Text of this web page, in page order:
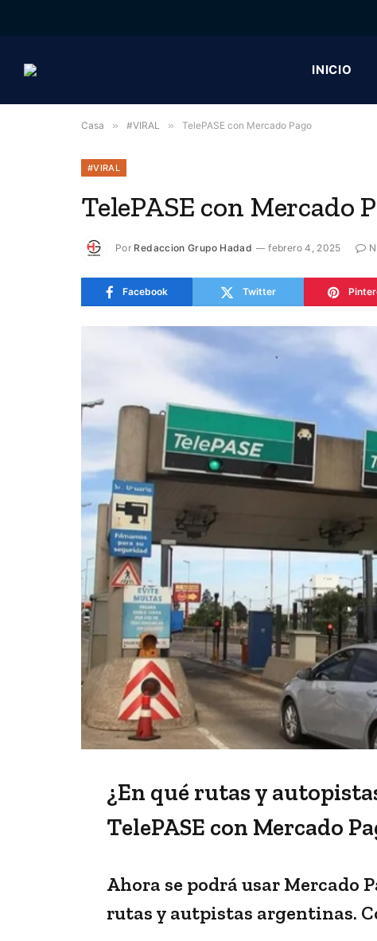
INICIO
Casa » #VIRAL » TelePASE con Mercado Pago
#VIRAL
TelePASE con Mercado
Por Redaccion Grupo Hadad febrero 4, 2025
Facebook Twitter
¿En qué rutas y
TelePASE con Mercado
Ahora se podrá usar Mercado
rutas y autpistas argentinas.